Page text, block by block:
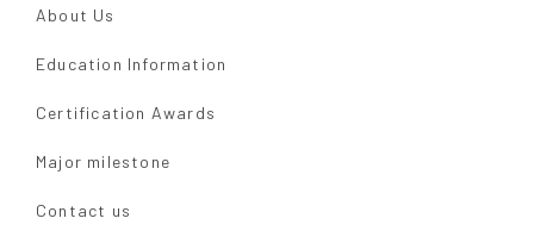
About Us
Education Information
Certification Awards
Major milestone
Contact us